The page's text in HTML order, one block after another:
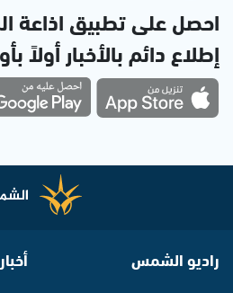
احصل على تطبيق
إطلاع دائم بالأخبار أولاً
راديو الشمس